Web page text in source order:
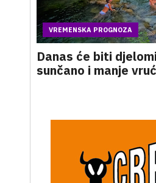
VREMENSKA PROGNOZA
Danas će biti
sunčano i manje